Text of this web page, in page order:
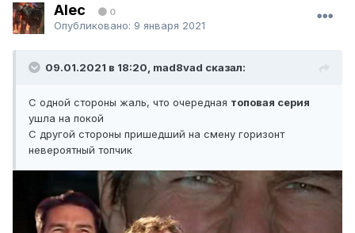
Alec 0
Опубликовано: 9 января 2021
09.01.2021 в 18:20, mad8vad сказал:
С одной стороны жаль, что очередная топовая серия
ушла на покой
С другой стороны пришедший на смену горизонт
невероятный топчик